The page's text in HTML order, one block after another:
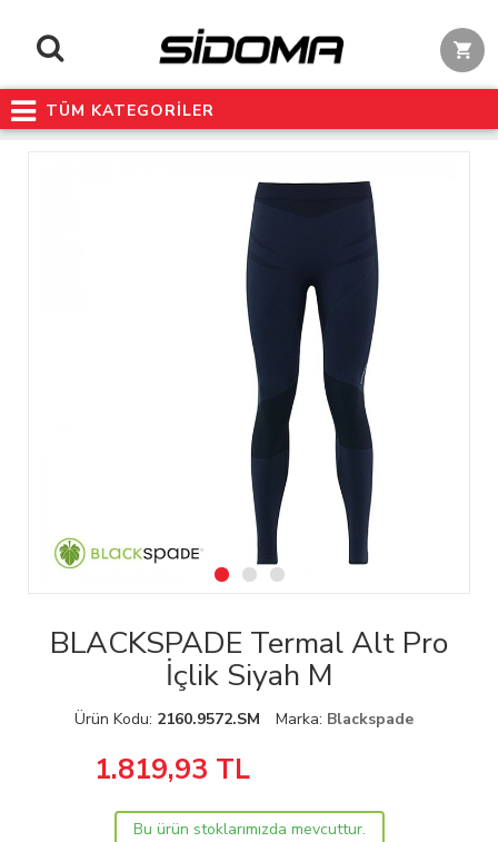
TÜM KATEGORİLER
BLACKSPADE Termal Alt Pro
İçlik Siyah M
Ürün Kodu: 2160.9572.SM Marka: Blackspade
1.819,93 TL
Bu ürün stoklarımızda mevcuttur.